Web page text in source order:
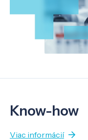
Know-how
Viac informácií